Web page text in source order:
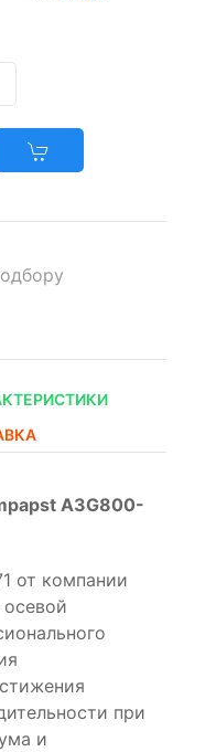
A3G800-
от компании
при
и